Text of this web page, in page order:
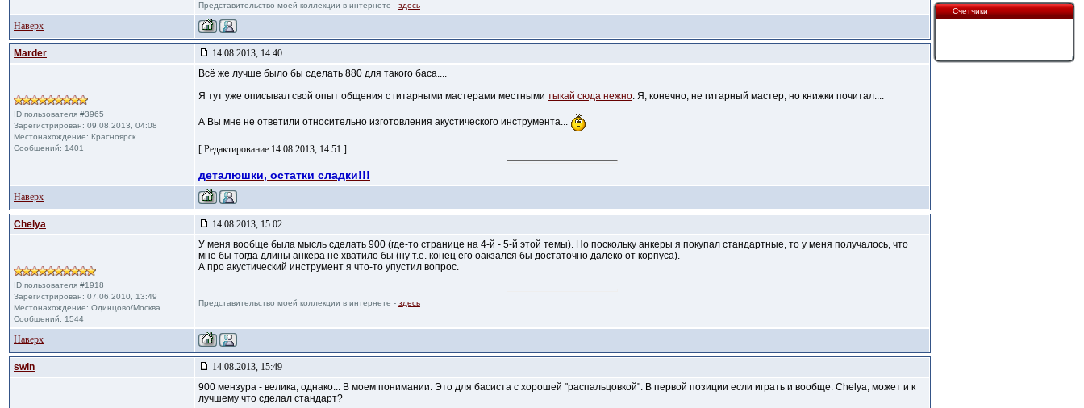
Представительство моей коллекции в интернете - здесь
Наверх
Marder 14.08.2013, 14:40
ID пользователя #3965
Зарегистрирован: 09.08.2013, 04:08
Местонахождение: Красноярск
Сообщений: 1401
Всё же лучше было бы сделать 880 для такого баса....
Я тут уже описывал свой опыт общения с гитарными мастерами местными тыкай сюда нежно. Я, конечно, не гитарный мастер, но книжки почитал....
А Вы мне не ответили относительно изготовления акустического инструмента...
[ Редактирование 14.08.2013, 14:51 ]
деталюшки, остатки сладки!!!
Наверх
Сhelya 14.08.2013, 15:02
ID пользователя #1918
Зарегистрирован: 07.06.2010, 13:49
Местонахождение: Одинцово/Москва
Сообщений: 1544
У меня вообще была мысль сделать 900 (где-то странице на 4-й - 5-й этой темы). Но поскольку анкеры я покупал стандартные, то у меня получалось, что
мне бы тогда длины анкера не хватило бы (ну т.е. конец его оакзался бы достаточно далеко от корпуса).
А про акустический инструмент я что-то упустил вопрос.
Представительство моей коллекции в интернете - здесь
Наверх
swin 14.08.2013, 15:49
900 мензура - велика, однако... В моем понимании. Это для басиста с хорошей "распальцовкой". В первой позиции если играть и вообще. Chelya, может и к
лучшему что сделал стандарт?
Счетчики